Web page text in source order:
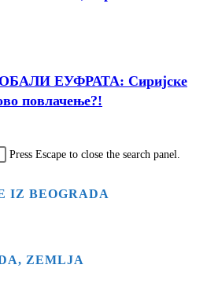
ЕУФРАТА: Сиријске
повлачење?!
Press Escape to close the search panel.
IZ BEOGRADA
ZEMLJA